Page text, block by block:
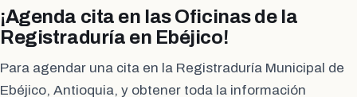
¡Agenda cita en las Oficinas de la
Registraduría en Ebéjico!
Para agendar una cita en la Registraduría Municipal de
Ebéjico, Antioquia, y obtener toda la información